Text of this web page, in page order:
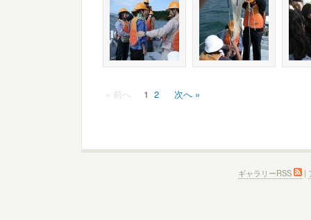
« 前へ 1 2 次へ »
ギャラリーRSS |